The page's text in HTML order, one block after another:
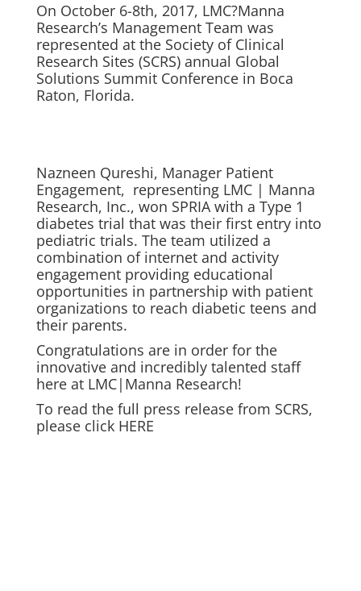
On October 6-8th, 2017, LMC?Manna
Research’s Management Team was
represented at the Society of Clinical
Research Sites (SCRS) annual Global
Solutions Summit Conference in Boca
Raton, Florida.
Nazneen Qureshi, Manager Patient
Engagement, representing LMC | Manna
Research, Inc., won SPRIA with a Type 1
diabetes trial that was their first entry into
pediatric trials. The team utilized a
combination of internet and activity
engagement providing educational
opportunities in partnership with patient
organizations to reach diabetic teens and
their parents.
Congratulations are in order for the
innovative and incredibly talented staff
here at LMC|Manna Research!
To read the full press release from SCRS,
please click HERE